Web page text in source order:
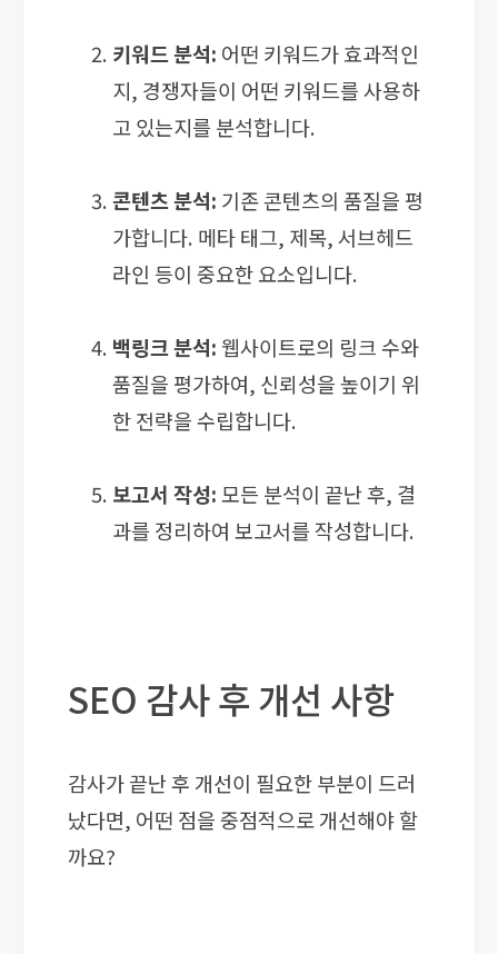
키워드 분석: 어떤 키워드가 효과적인
지, 경쟁자들이 어떤 키워드를 사용하
고 있는지를 분석합니다.
콘텐츠 분석: 기존 콘텐츠의 품질을 평
가합니다. 메타 태그, 제목, 서브헤드
라인 등이 중요한 요소입니다.
백링크 분석: 웹사이트로의 링크 수와
품질을 평가하여, 신뢰성을 높이기 위
한 전략을 수립합니다.
보고서 작성:모든 분석이 끝난 후, 결
과를 정리하여 보고서를 작성합니다.
SEO 감사 후 개선 사항
감사가 끝난 후 개선이 필요한 부분이 드러
났다면, 어떤 점을 중점적으로 개선해야 할
까요?